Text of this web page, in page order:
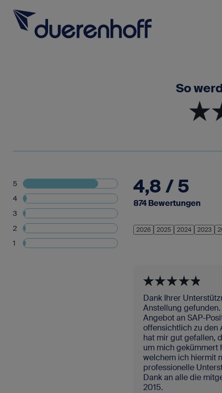
Für SAP-Fachkräfte
Über duerenhoff
Karriere bei uns
SAP-Portale
Blog
FAQ - Fragen und Antworten
Rufen Sie uns
Initiativ
So
5
4
3
2
1
4,8 / 5
874 Bewertungen
2026 2025 2024 2023
Dank Ihrer
Anstellung
Angebot an SAP-
offensichtlich zu den
hat mir gut gefallen,
um mich gekümmert
welchem ich hiermit
professionelle
Dank an alle die
2015.